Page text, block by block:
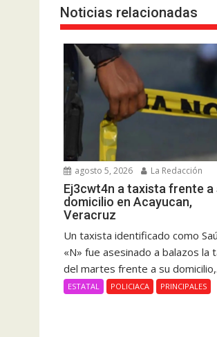
Noticias relacionadas
agosto 5, 2026 La Redacción
Ej3cwt4n a taxista frente a
domicilio en Acayucan,
Veracruz
Un taxista identificado como
«N» fue asesinado a balazos la
del martes frente a su
ESTATAL POLICIACA PRINCIPALES